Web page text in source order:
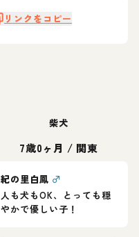
リンクをコピー
柴犬
7歳0ヶ月 / 関東
紀の里白鳳 ♂
人も犬もOK、とっても穏
やかで優しい子！